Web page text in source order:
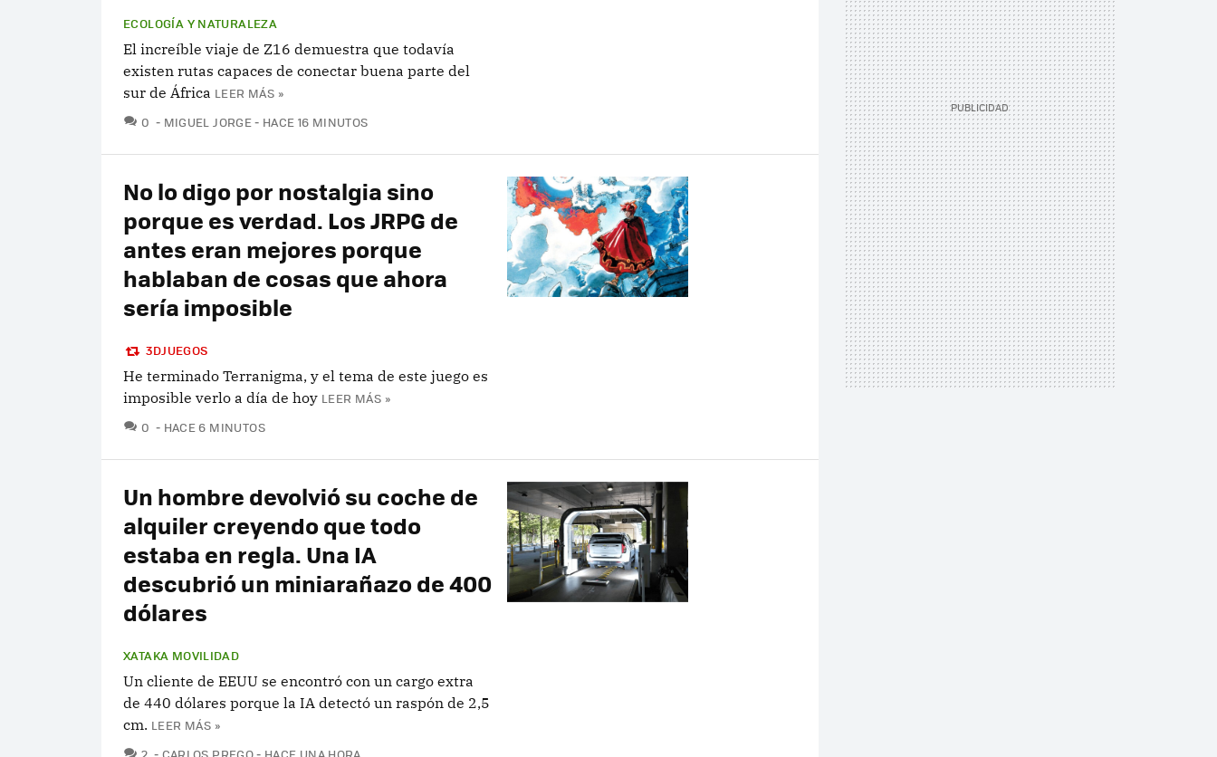
ECOLOGÍA Y NATURALEZA
El increíble viaje de Z16 demuestra que todavía
existen rutas capaces de conectar buena parte del
sur de África LEER MÁS »
0 COMENTARIOS
MIGUEL JORGE HACE 16 MINUTOS
No lo digo por nostalgia sino
porque es verdad. Los JRPG de
antes eran mejores porque
hablaban de cosas que ahora
sería imposible
3DJUEGOS
He terminado Terranigma, y el tema de este juego es
imposible verlo a día de hoy LEER MÁS »
0 COMENTARIOS
HACE 6 MINUTOS
Un hombre devolvió su coche de
alquiler creyendo que todo
estaba en regla. Una IA
descubrió un miniarañazo de 400
dólares
XATAKA MOVILIDAD
Un cliente de EEUU se encontró con un cargo extra
de 440 dólares porque la IA detectó un raspón de 2,5
cm. LEER MÁS »
COMENTARIOS